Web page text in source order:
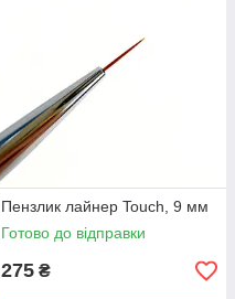
Пензлик лайнер Touch, 9 мм
Готово до відправки
275 ₴